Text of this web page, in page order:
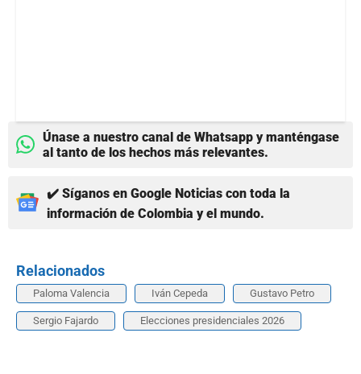
Únase a nuestro canal de Whatsapp y manténgase
al tanto de los hechos más relevantes.
✔️ Síganos en Google Noticias con toda la
información de Colombia y el mundo.
Relacionados
Paloma Valencia Iván Cepeda Gustavo Petro
Sergio Fajardo Elecciones presidenciales 2026